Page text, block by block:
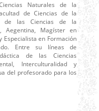
Naturales de la
de Ciencias de la
de las Ciencias de la
Aegentina, Magíster en
Especialista en Formación
Entre su líneas de
de las Ciencias
Interculturalidad y
del profesorado para los